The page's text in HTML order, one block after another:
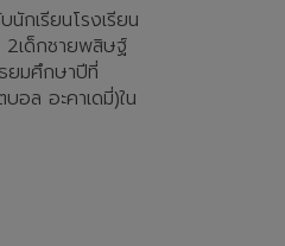
กเรียนโรงเรียน
2เด็กชายพสิษฐ์
ยมศึกษาปีที่
อล อะคาเดมี่)ใน